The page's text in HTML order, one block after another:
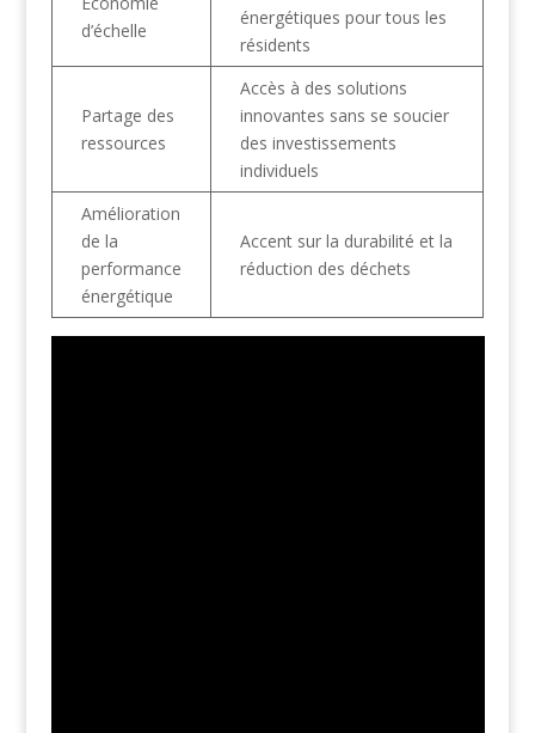
d’échelle
énergétiques pour tous les
résidents
Partage des
ressources
Accès à des solutions
innovantes sans se soucier
des investissements
individuels
Amélioration
de la
performance
énergétique
Accent sur la durabilité et la
réduction des déchets